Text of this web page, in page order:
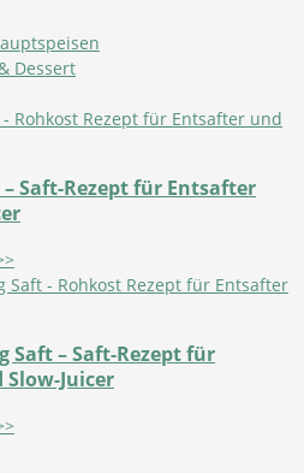
Dessert
Saft-Rezept für Entsafter
Saft – Saft-Rezept für
Juicer